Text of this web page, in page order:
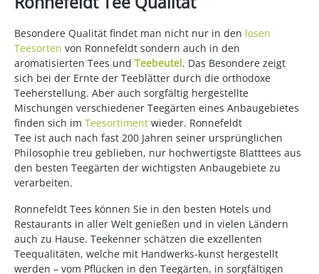
Besondere Qualität findet man nicht nur in den losen
Teesorten von Ronnefeldt sondern auch in den
aromatisierten Tees und Teebeutel. Das Besondere zeigt
sich bei der Ernte der Teeblätter durch die orthodoxe
Teeherstellung. Aber auch sorgfältig hergestellte
Mischungen verschiedener Teegärten eines Anbaugebietes
finden sich im Teesortiment wieder. Ronnefeldt
Tee ist auch nach fast 200 Jahren seiner ursprünglichen
Philosophie treu geblieben, nur hochwertigste Blatttees aus
den besten Teegärten der wichtigsten Anbaugebiete zu
verarbeiten.
Ronnefeldt Tees können Sie in den besten Hotels und
Restaurants in aller Welt genießen und in vielen Ländern
auch zu Hause. Teekenner schätzen die exzellenten
Teequalitäten, welche mit Handwerks-kunst hergestellt
werden – vom Pflücken in den Teegärten, in sorgfältigen